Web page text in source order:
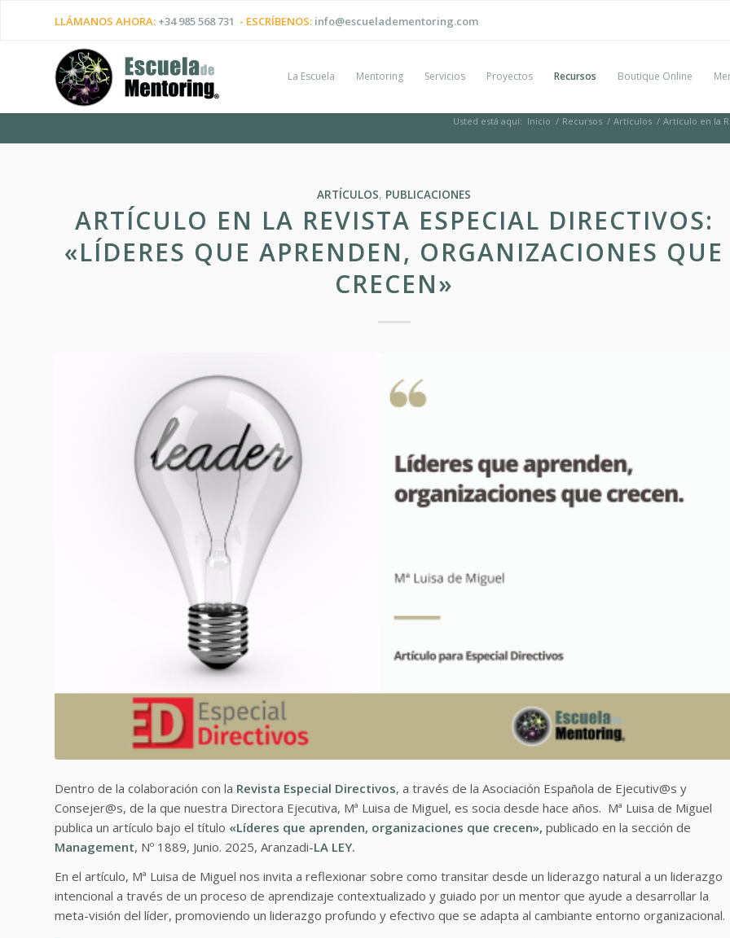
LLÁMANOS AHORA: +34 985 568 731 - ESCRÍBENOS: info@escueladementoring.com
La Escuela Mentoring Servicios Proyectos Recursos Boutique Online
Usted está aquí: Inicio / Recursos / Artículos / Artículo en la
ARTÍCULOS, PUBLICACIONES
ARTÍCULO EN LA REVISTA ESPECIAL DIRECTIVOS:
«LÍDERES QUE APRENDEN, ORGANIZACIONES QUE
CRECEN»
Dentro de la colaboración con la Revista Especial Directivos, a través de la Asociación Española de Ejecutiv@s y
Consejer@s, de la que nuestra Directora Ejecutiva, Mª Luisa de Miguel, es socia desde hace años. Mª Luisa de Miguel
publica un artículo bajo el título «Líderes que aprenden, organizaciones que crecen», publicado en la sección de
Management, Nº 1889, Junio. 2025, Aranzadi-LA LEY.
En el artículo, Mª Luisa de Miguel nos invita a reflexionar sobre como transitar desde un liderazgo natural a un liderazgo
intencional a través de un proceso de aprendizaje contextualizado y guiado por un mentor que ayude a desarrollar la
meta-visión del líder, promoviendo un liderazgo profundo y efectivo que se adapta al cambiante entorno organizacional.